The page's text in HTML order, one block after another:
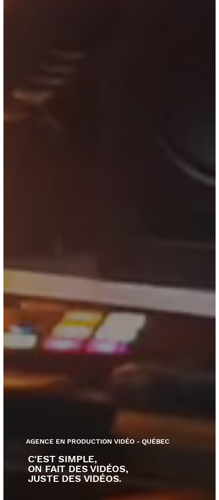
AGENCE EN PRODUCTION VIDÉO - QUÉBEC
C'EST SIMPLE,
ON FAIT DES VIDÉOS,
JUSTE DES VIDÉOS.